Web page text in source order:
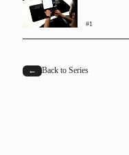
#1
← Back to Series